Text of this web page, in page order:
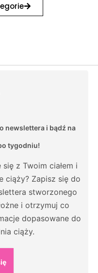
newslettera i bądź na
tygodniu!
z Twoim ciałem i
ciąży? Zapisz się do
stworzonego
i otrzymuj co
dopasowane do
ciąży.